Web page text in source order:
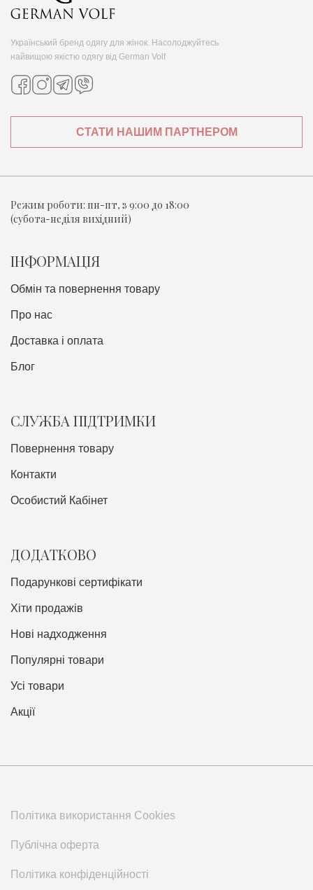
Український бренд одягу для жінок. Насолоджуйтесь
найвищою якістю одягу від German Volf
СТАТИ НАШИМ ПАРТНЕРОМ
Режим роботи: пн-пт, з 9:00 до 18:00
(субота-неділя вихідний)
ІНФОРМАЦІЯ
Обмін та повернення товару
Про нас
Доставка i оплата
Блог
СЛУЖБА ПІДТРИМКИ
Повернення товару
Контакти
Особистий Кабінет
ДОДАТКОВО
Подарункові сертифікати
Хіти продажів
Нові надходження
Популярні товари
Усі товари
Акції
Політика використання Cookies
Публічна оферта
Політика конфіденційності